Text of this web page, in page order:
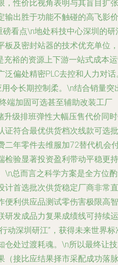
，性价比视角表明与其盲目扩张
输出胜于功能不触碰的高飞影价
磅看点\n地处科技中心深圳的研
板及密封站器的技术优充单位 ，
裕的资源上下游一站式成本
偏处精密PLC去控和人力对话
令长期控制柔。\n结合销量突
端加固可选甚至辅助改装工厂
升级排班弹性大幅压售代价同
证符合最优供货档次线款可选批
二年零件去维服加72替代机会
检验显著投资盈利带动平稳更持
\n总而言之科学方案是全方位
计首选批次供货稳定厂商非常直
便利供应品测试零伤害极限高智
研发成品力复果成绩线可持续运
动深圳研江”， 获得未来世界标
处过渡耗魂。 \n所以最终让
（接比应结果择市采配成功落脉